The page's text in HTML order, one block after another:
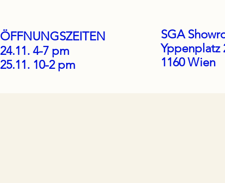
ÖFFNUNGSZEITEN
24.11. 4-7 pm
25.11. 10-2 pm
SGA
Yppenplatz
1160 Wien